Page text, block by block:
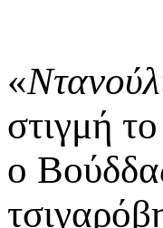
«
στιγμή
ο